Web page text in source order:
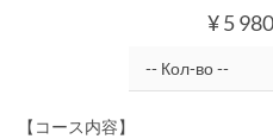
¥ 5 980
【コース内容】